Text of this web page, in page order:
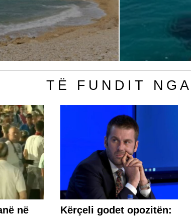
TË FUNDIT NGA
në Kërçeli godet opozitën: